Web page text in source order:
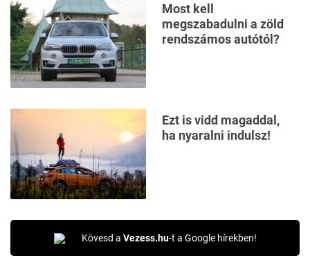
Most kell
megszabadulni a zöld
rendszámos autótól?
Ezt is vidd magaddal,
ha nyaralni indulsz!
Kövesd a Vezess.hu-t a Google hírekben!